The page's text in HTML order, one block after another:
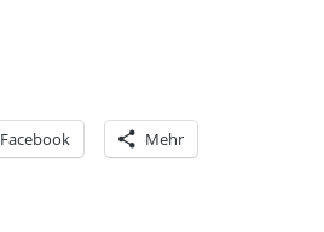
Facebook Mehr